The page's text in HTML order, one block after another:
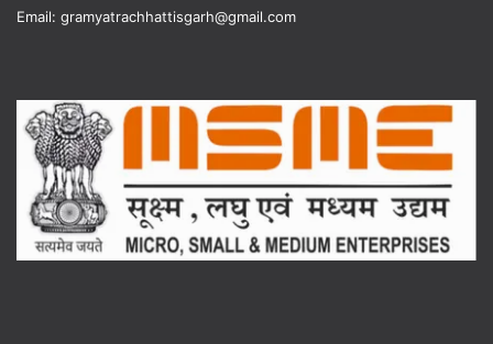
Email: gramyatrachhattisgarh@gmail.com